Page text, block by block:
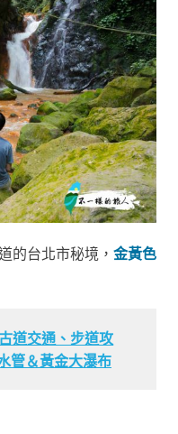
的台北市秘境， 金黃色
道交通、步道攻
管＆黃金大瀑布